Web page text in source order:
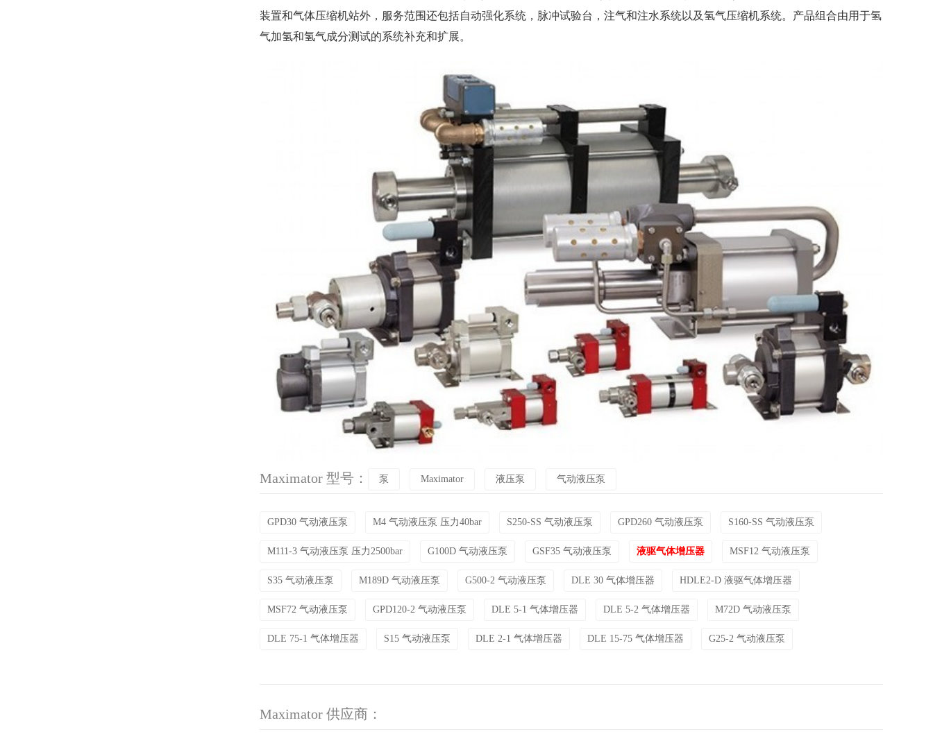
装置和气体压缩机站外，服务范围还包括自动强化系统，脉冲试验台，注气和注水系统以及氢气压缩机系统。产品组合由用于氢
气加氢和氢气成分测试的系统补充和扩展。
Maximator 型号： 泵 Maximator 液压泵 气动液压泵
GPD30 气动液压泵 M4 气动液压泵 压力40bar S250-SS 气动液压泵 GPD260 气动液压泵 S160-SS 气动液压泵
M111-3 气动液压泵 压力2500bar G100D 气动液压泵 GSF35 气动液压泵 液驱气体增压器 MSF12 气动液压泵
S35 气动液压泵 M189D 气动液压泵 G500-2 气动液压泵 DLE 30 气体增压器 HDLE2-D 液驱气体增压器
MSF72 气动液压泵 GPD120-2 气动液压泵 DLE 5-1 气体增压器 DLE 5-2 气体增压器 M72D 气动液压泵
DLE 75-1 气体增压器 S15 气动液压泵 DLE 2-1 气体增压器 DLE 15-75 气体增压器 G25-2 气动液压泵
Maximator 供应商：